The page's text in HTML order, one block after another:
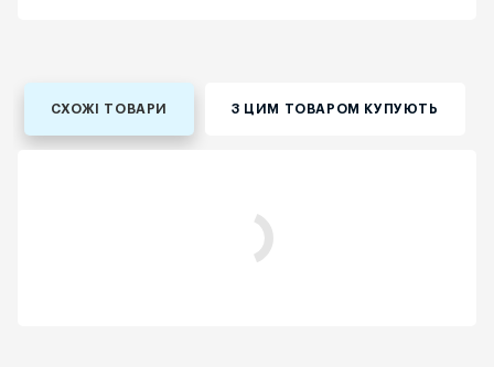
СХОЖІ ТОВАРИ З ЦИМ ТОВАРОМ КУПУЮТЬ